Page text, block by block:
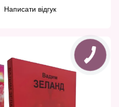
Написати відгук